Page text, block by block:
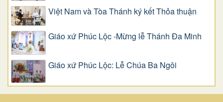
Việt Nam và Tòa Thánh ký kết Thỏa thuận
Giáo xứ Phúc Lộc -Mừng lễ Thánh Đa Minh
Giáo xứ Phúc Lộc: Lễ Chúa Ba Ngôi